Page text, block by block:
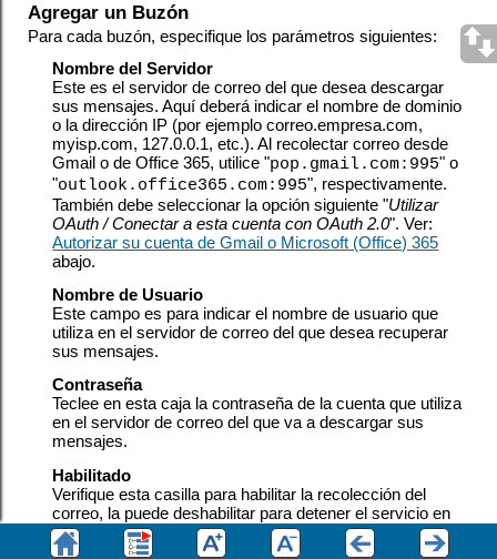
Agregar un Buzón
Para cada buzón, especifique los parámetros siguientes:
Nombre del Servidor
Este es el servidor de correo del que desea descargar
sus mensajes. Aquí deberá indicar el nombre de dominio
o la dirección IP (por ejemplo correo.empresa.com,
myisp.com, 127.0.0.1, etc.). Al recolectar correo desde
Gmail o de Office 365, utilice "pop.gmail.com:995" o
"outlook.office365.com:995", respectivamente.
También debe seleccionar la opción siguiente "Utilizar
OAuth / Conectar a esta cuenta con OAuth 2.0". Ver:
Autorizar su cuenta de Gmail o Microsoft (Office) 365
abajo.
Nombre de Usuario
Este campo es para indicar el nombre de usuario que
utiliza en el servidor de correo del que desea recuperar
sus mensajes.
Contraseña
Teclee en esta caja la contraseña de la cuenta que utiliza
en el servidor de correo del que va a descargar sus
mensajes.
Habilitado
Verifique esta casilla para habilitar la recolección del
correo, la puede deshabilitar para detener el servicio en
cualquier momento sin eliminar el buzón.